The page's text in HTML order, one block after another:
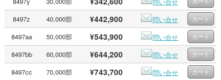
問い合せ
8497z
40,000部 ¥442,900
問い合せ
8497aa
50,000部 ¥543,900
問い合せ
8497bb
60,000部 ¥644,200
問い合せ
8497cc
70,000部 ¥743,700
問い合せ